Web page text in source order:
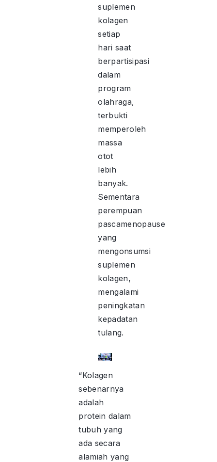
suplemen
kolagen
setiap
hari saat
berpartisipasi
dalam
program
olahraga,
terbukti
memperoleh
massa
otot
lebih
banyak.
Sementara
perempuan
pascamenopause
yang
mengonsumsi
suplemen
kolagen,
mengalami
peningkatan
kepadatan
tulang.
“Kolagen
sebenarnya
adalah
protein dalam
tubuh yang
ada secara
alamiah yang